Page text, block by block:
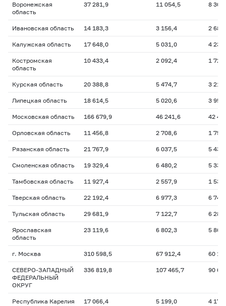
Воронежская
область
37 281,9 11 054,5 8
Ивановская область 14 183,3 3 156,4 2
Калужская область 17 648,0 5 031,0 4
Костромская
область
10 433,4 2 092,4 1
Курская область 20 388,8 5 474,7 3
Липецкая область 18 614,5 5 020,6 3
Московская область 166 679,9 46 241,6 42
Орловская область 11 456,8 2 708,6 1
Рязанская область 21 767,9 6 037,5 5
Смоленская область 19 329,4 6 480,2 5
Тамбовская область 11 927,4 2 557,9 1
Тверская область 22 192,4 6 977,3 6
Тульская область 29 681,9 7 122,7 6
Ярославская
область
23 119,6 6 802,3 5
г. Москва 310 598,5 67 912,4 60
СЕВЕРО-ЗАПАДНЫЙ
ФЕДЕРАЛЬНЫЙ
ОКРУГ
336 819,8 107 465,7 90
Республика Карелия 17 066,4 5 199,0 4